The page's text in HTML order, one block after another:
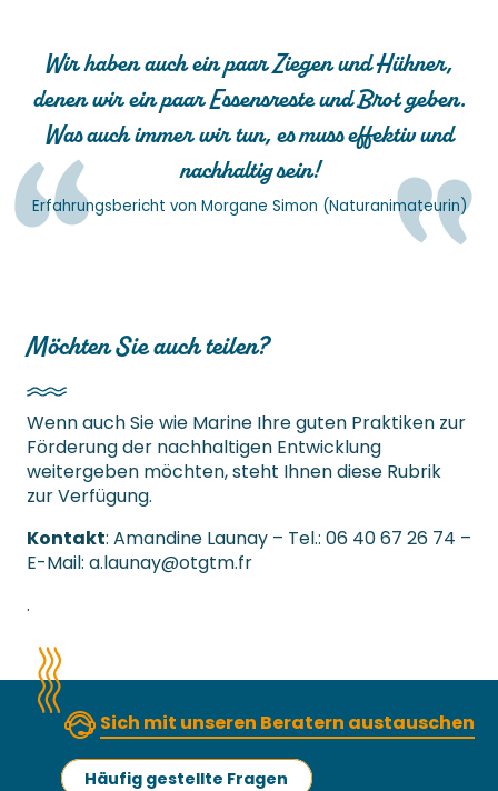
Wir haben auch ein paar Ziegen und Hühner,
denen wir ein paar Essensreste und Brot geben.
Was auch immer wir tun, es muss effektiv und
nachhaltig sein!
Erfahrungsbericht von Morgane Simon (Naturanimateurin)
Möchten Sie auch teilen?
Wenn auch Sie wie Marine Ihre guten Praktiken zur
Förderung der nachhaltigen Entwicklung
weitergeben möchten, steht Ihnen diese Rubrik
zur Verfügung.
Kontakt: Amandine Launay – Tel.: 06 40 67 26 74 –
E-Mail: a.launay@otgtm.fr
.
Sich mit unseren Beratern austauschen
Häufig gestellte Fragen